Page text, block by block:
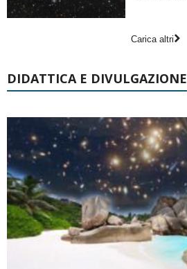
Carica altri
DIDATTICA E DIVULGAZIONE